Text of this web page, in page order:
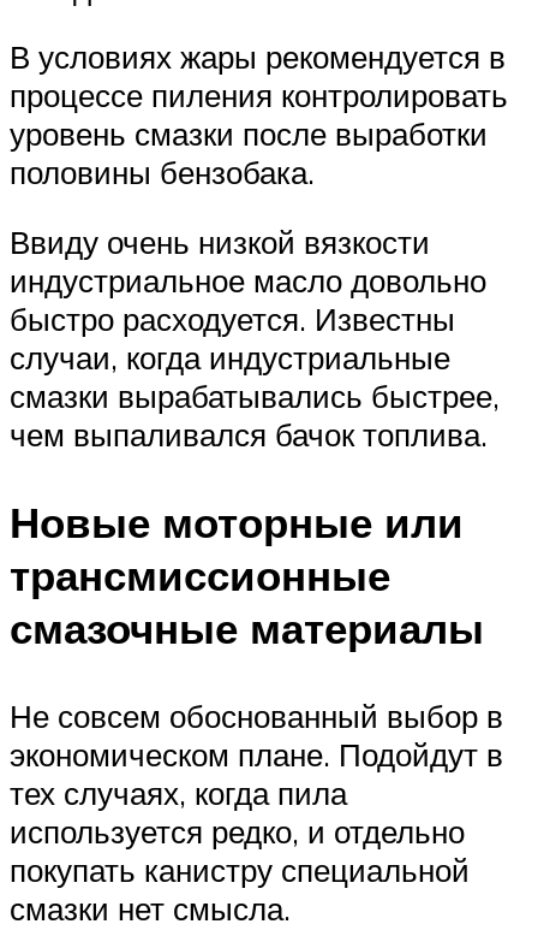
В условиях жары рекомендуется в
процессе пиления контролировать
уровень смазки после выработки
половины бензобака.
Ввиду очень низкой вязкости
индустриальное масло довольно
быстро расходуется. Известны
случаи, когда индустриальные
смазки вырабатывались быстрее,
чем выпаливался бачок топлива.
Новые моторные или
трансмиссионные
смазочные материалы
Не совсем обоснованный выбор в
экономическом плане. Подойдут в
тех случаях, когда пила
используется редко, и отдельно
покупать канистру специальной
смазки нет смысла.